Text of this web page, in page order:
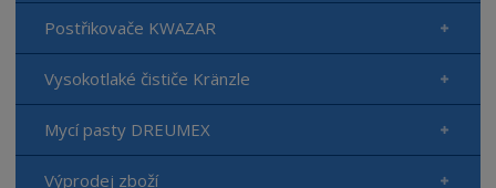
Postřikovače KWAZAR
Vysokotlaké čističe Kränzle
Mycí pasty DREUMEX
Výprodej zboží